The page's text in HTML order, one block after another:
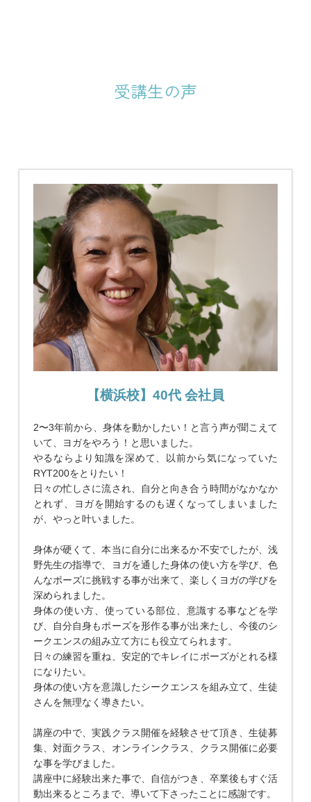
受講生の声
【横浜校】40代 会社員
2〜3年前から、身体を動かしたい！と言う声が聞こえて
いて、ヨガをやろう！と思いました。
やるならより知識を深めて、以前から気になっていた
RYT200をとりたい！
日々の忙しさに流され、自分と向き合う時間がなかなか
とれず、ヨガを開始するのも遅くなってしまいました
が、やっと叶いました。
身体が硬くて、本当に自分に出来るか不安でしたが、浅
野先生の指導で、ヨガを通した身体の使い方を学び、色
んなポーズに挑戦する事が出来て、楽しくヨガの学びを
深められました。
身体の使い方、使っている部位、意識する事などを学
び、自分自身もポーズを形作る事が出来たし、今後のシ
ークエンスの組み立て方にも役立てられます。
日々の練習を重ね、安定的でキレイにポーズがとれる様
になりたい。
身体の使い方を意識したシークエンスを組み立て、生徒
さんを無理なく導きたい。
講座の中で、実践クラス開催を経験させて頂き、生徒募
集、対面クラス、オンラインクラス、クラス開催に必要
な事を学びました。
講座中に経験出来た事で、自信がつき、卒業後もすぐ活
動出来るところまで、導いて下さったことに感謝です。